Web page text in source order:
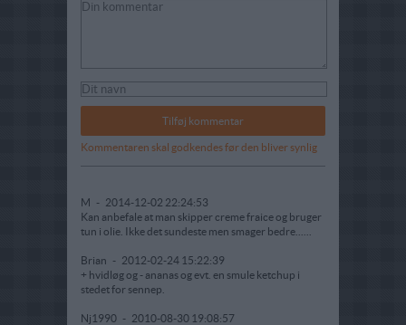
Kommentaren skal godkendes før den bliver synlig
M - 2014-12-02 22:24:53
Kan anbefale at man skipper creme fraice og bruger
tun i olie. Ikke det sundeste men smager bedre......
Brian - 2012-02-24 15:22:39
+ hvidløg og - ananas og evt. en smule ketchup i
stedet for sennep.
Nj1990 - 2010-08-30 19:08:57